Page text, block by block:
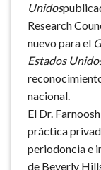
Unidos
Research
nuevo para el
Estados
nacional.
El Dr.
práctica
periodoncia e
de Beverly